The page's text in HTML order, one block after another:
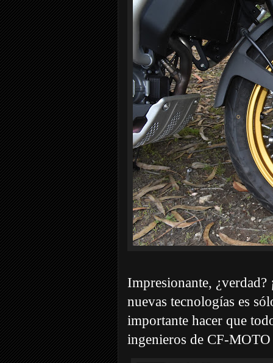
Impresionante,
nuevas tecnologías es
importante hacer que
ingenieros de CF-MOTO